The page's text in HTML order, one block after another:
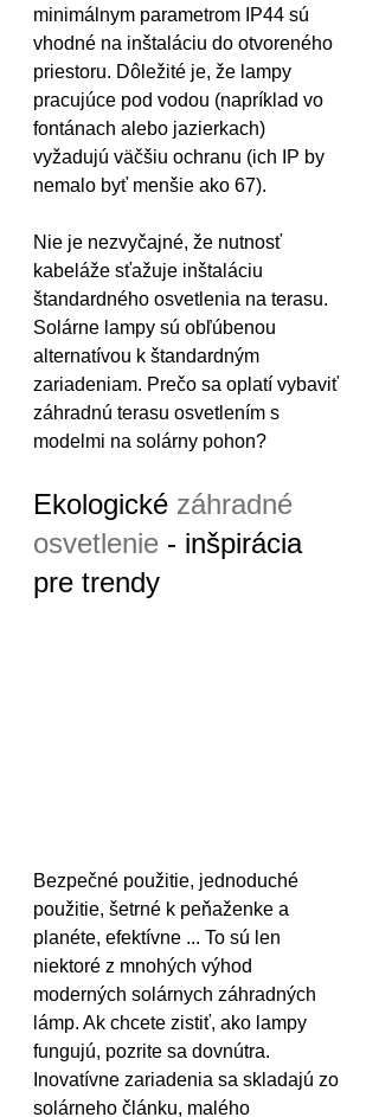
minimálnym parametrom IP44 sú
vhodné na inštaláciu do otvoreného
priestoru. Dôležité je, že lampy
pracujúce pod vodou (napríklad vo
fontánach alebo jazierkach)
vyžadujú väčšiu ochranu (ich IP by
nemalo byť menšie ako 67).
Nie je nezvyčajné, že nutnosť
kabeláže sťažuje inštaláciu
štandardného osvetlenia na terasu.
Solárne lampy sú obľúbenou
alternatívou k štandardným
zariadeniam. Prečo sa oplatí vybaviť
záhradnú terasu osvetlením s
modelmi na solárny pohon?
Ekologické záhradné
osvetlenie - inšpirácia
pre trendy
Bezpečné použitie, jednoduché
použitie, šetrné k peňaženke a
planéte, efektívne ... To sú len
niektoré z mnohých výhod
moderných solárnych záhradných
lámp. Ak chcete zistiť, ako lampy
fungujú, pozrite sa dovnútra.
Inovatívne zariadenia sa skladajú zo
solárneho článku, malého